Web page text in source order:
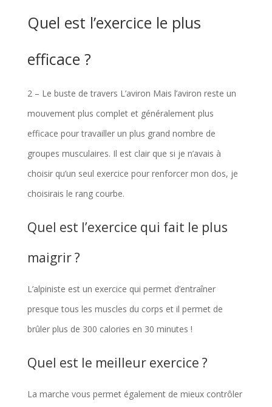
Quel est l’exercice le plus
efficace ?
2 – Le buste de travers L’aviron Mais l’aviron reste un
mouvement plus complet et généralement plus
efficace pour travailler un plus grand nombre de
groupes musculaires. Il est clair que si je n’avais à
choisir qu’un seul exercice pour renforcer mon dos, je
choisirais le rang courbe.
Quel est l’exercice qui fait le plus
maigrir ?
L’alpiniste est un exercice qui permet d’entraîner
presque tous les muscles du corps et il permet de
brûler plus de 300 calories en 30 minutes !
Quel est le meilleur exercice ?
La marche vous permet également de mieux contrôler